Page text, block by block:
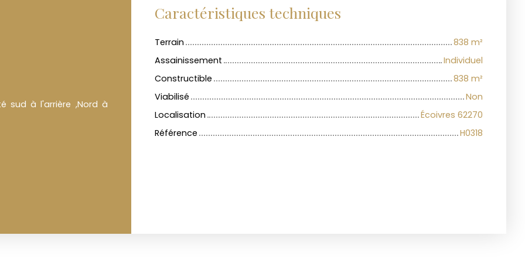
sud à l'arrière ,Nord à
Caractéristiques techniques
Terrain 838 m²
Assainissement
Individuel
Constructible
838 m²
Viabilisé
Non
Localisation
Écoivres 62270
Référence
H0318